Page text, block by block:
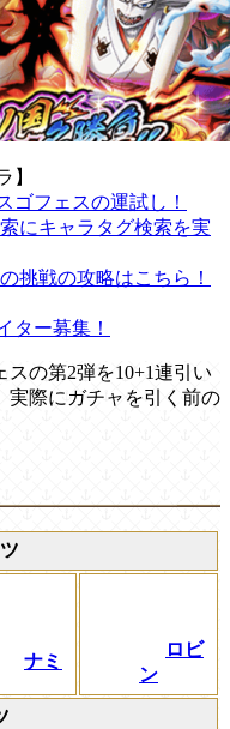
】
ゴフェスの運試し！
にキャラタグ検索を実
挑戦の攻略はこちら！
ター募集！
の第2弾を10+1連引い
実際にガチャを引く前の
ナミ
ロビ
ン